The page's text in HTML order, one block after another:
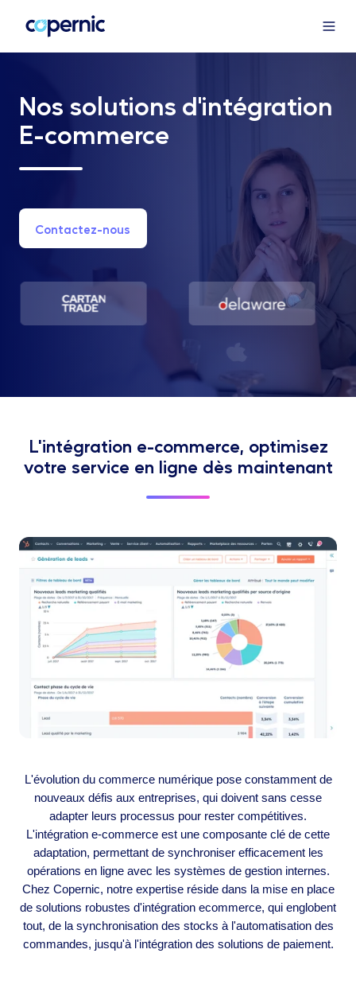
Nos solutions d'intégration
E-commerce
Contactez-nous
L'intégration e-commerce, optimisez
votre service en ligne dès maintenant
L'évolution du commerce numérique pose constamment de
nouveaux défis aux entreprises, qui doivent sans cesse
adapter leurs processus pour rester compétitives.
L'intégration e-commerce est une composante clé de cette
adaptation, permettant de synchroniser efficacement les
opérations en ligne avec les systèmes de gestion internes.
Chez Copernic, notre expertise réside dans la mise en place
de solutions robustes d'intégration ecommerce, qui englobent
tout, de la synchronisation des stocks à l'automatisation des
commandes, jusqu'à l'intégration des solutions de paiement.